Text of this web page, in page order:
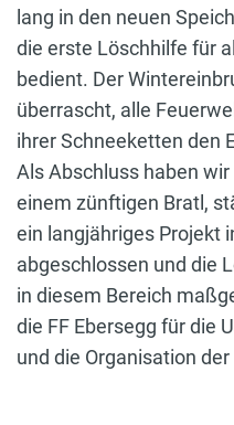
lang in den neuen
die erste Löschhilfe für
bedient. Der
überrascht, alle
ihrer Schneeketten den
Als Abschluss haben
einem zünftigen Bratl,
ein langjähriges Projekt
abgeschlossen und die
in diesem Bereich
die FF Ebersegg für die
und die Organisation